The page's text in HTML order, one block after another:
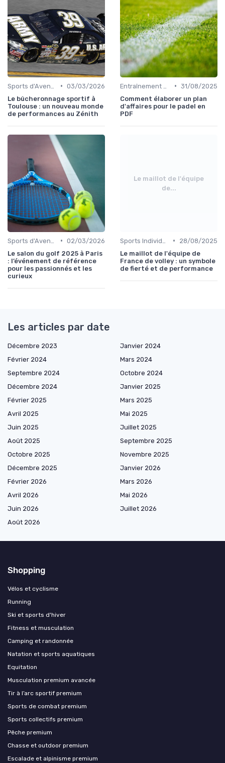
• 03/03/2026
Le bûcheronnage sportif à
Toulouse : un nouveau monde
de performances au Zénith
• 31/08/2025
Comment élaborer un plan
d'affaires pour le padel en
PDF
• 02/03/2026
Le salon du golf 2025 à Paris
: l’événement de référence
pour les passionnés et les
curieux
Le maillot de l'équipe
de...
•
28/08/2025
Le maillot de l'équipe de
France de volley : un symbole
de fierté et de performance
Les articles par date
Décembre 2023
Janvier 2024
Février 2024
Mars 2024
Septembre 2024
Octobre 2024
Décembre 2024
Janvier 2025
Février 2025
Mars 2025
Avril 2025
Mai 2025
Juin 2025
Juillet 2025
Août 2025
Septembre 2025
Octobre 2025
Novembre 2025
Décembre 2025
Janvier 2026
Février 2026
Mars 2026
Avril 2026
Mai 2026
Juin 2026
Juillet 2026
Août 2026
Shopping
Vélos et cyclisme
Running
Ski et sports d'hiver
Fitness et musculation
Camping et randonnée
Natation et sports aquatiques
Equitation
Musculation premium avancée
Tir à l’arc sportif premium
Sports de combat premium
Sports collectifs premium
Pêche premium
Chasse et outdoor premium
Escalade et alpinisme premium